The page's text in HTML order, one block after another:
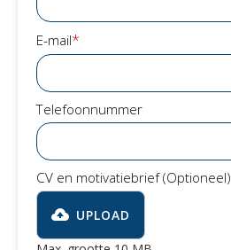
E-mail*
Telefoonnummer
CV en motivatiebrief (Optioneel)
UPLOAD